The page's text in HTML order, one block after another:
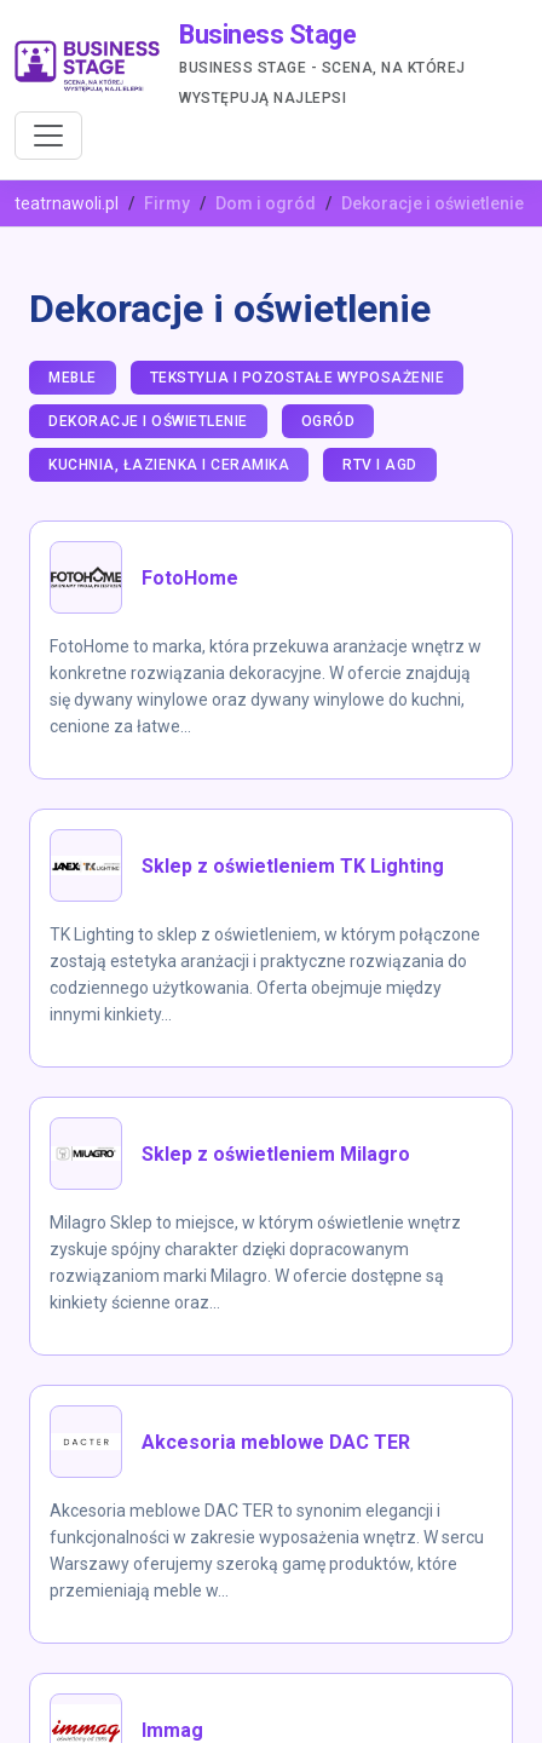
Business Stage
BUSINESS STAGE - SCENA, NA KTÓREJ
WYSTĘPUJĄ NAJLEPSI
teatrnawoli.pl Firmy Dom i ogród Dekoracje i oświetlenie
Dekoracje i oświetlenie
MEBLE TEKSTYLIA I POZOSTAŁE WYPOSAŻENIE
DEKORACJE I OŚWIETLENIE OGRÓD
KUCHNIA, ŁAZIENKA I CERAMIKA RTV I AGD
FotoHome
FotoHome to marka, która przekuwa aranżacje wnętrz w
konkretne rozwiązania dekoracyjne. W ofercie znajdują
się dywany winylowe oraz dywany winylowe do kuchni,
cenione za łatwe...
Sklep z oświetleniem TK Lighting
TK Lighting to sklep z oświetleniem, w którym połączone
zostają estetyka aranżacji i praktyczne rozwiązania do
codziennego użytkowania. Oferta obejmuje między
innymi kinkiety...
Sklep z oświetleniem Milagro
Milagro Sklep to miejsce, w którym oświetlenie wnętrz
zyskuje spójny charakter dzięki dopracowanym
rozwiązaniom marki Milagro. W ofercie dostępne są
kinkiety ścienne oraz...
Akcesoria meblowe DAC TER
Akcesoria meblowe DAC TER to synonim elegancji i
funkcjonalności w zakresie wyposażenia wnętrz. W sercu
Warszawy oferujemy szeroką gamę produktów, które
przemieniają meble w...
Immag